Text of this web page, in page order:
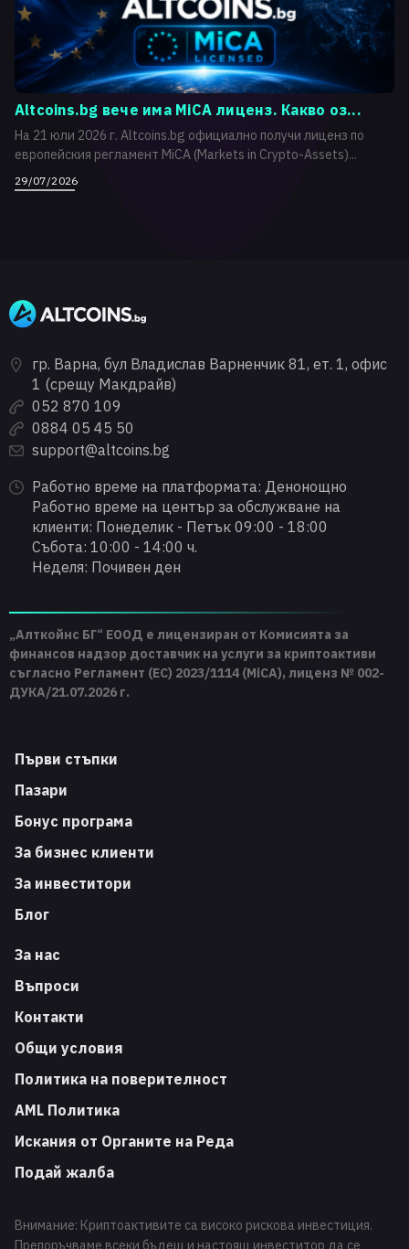
Altcoins.bg вече има MiCA лиценз. Какво оз...
На 21 юли 2026 г. Altcoins.bg официално получи лиценз по
европейския регламент MiCA (Markets in Crypto-Assets)...
29/07/2026
гр. Варна, бул Владислав Варненчик 81, ет. 1, офис
1 (срещу Макдрайв)
052 870 109
0884 05 45 50
support@altcoins.bg
Работно време на платформата: Денонощно
Работно време на център за обслужване на
клиенти: Понеделик - Петък 09:00 - 18:00
Събота: 10:00 - 14:00 ч.
Неделя: Почивен ден
„Алткойнс БГ“ ЕООД е лицензиран от Комисията за
финансов надзор доставчик на услуги за криптоактиви
съгласно Регламент (ЕС) 2023/1114 (MiCA), лиценз № 002-
ДУКА/21.07.2026 г.
Първи стъпки
Пазари
Бонус програма
За бизнес клиенти
За инвеститори
Блог
За нас
Въпроси
Контакти
Общи условия
Политика на поверителност
AML Политика
Искания от Органите на Реда
Подай жалба
Внимание: Криптоактивите са високо рискова инвестиция.
Препоръчваме всеки бъдещ и настоящ инвеститор да се